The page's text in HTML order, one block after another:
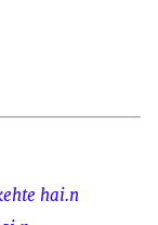
hai.n